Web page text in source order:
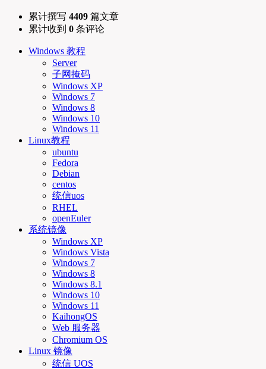
累计撰写 4409 篇文章
累计收到 0 条评论
Windows 教程
Server
子网掩码
Windows XP
Windows 7
Windows 8
Windows 10
Windows 11
Linux教程
ubuntu
Fedora
Debian
centos
统信uos
RHEL
openEuler
系统镜像
Windows XP
Windows Vista
Windows 7
Windows 8
Windows 8.1
Windows 10
Windows 11
KaihongOS
Web 服务器
Chromium OS
Linux 镜像
统信 UOS